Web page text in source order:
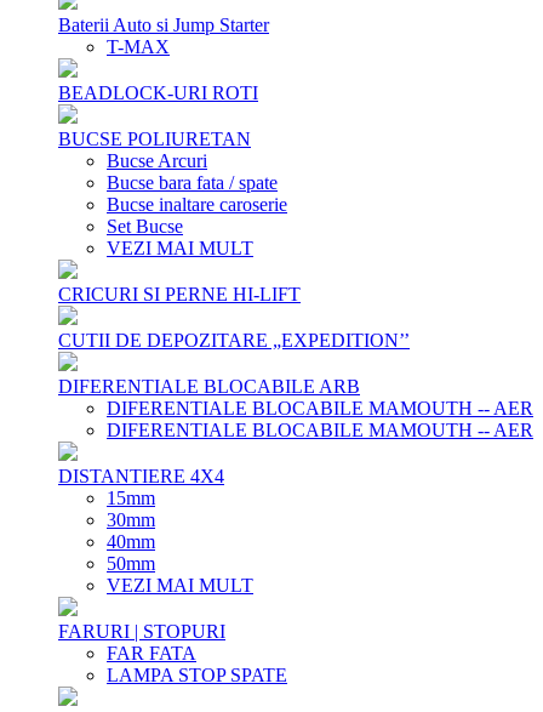
Baterii Auto si Jump Starter
T-MAX
BEADLOCK-URI ROTI
BUCSE POLIURETAN
Bucse Arcuri
Bucse bara fata / spate
Bucse inaltare caroserie
Set Bucse
VEZI MAI MULT
CRICURI SI PERNE HI-LIFT
CUTII DE DEPOZITARE „EXPEDITION’’
DIFERENTIALE BLOCABILE ARB
DIFERENTIALE BLOCABILE MAMOUTH -- AER
DIFERENTIALE BLOCABILE MAMOUTH -- AER
DISTANTIERE 4X4
15mm
30mm
40mm
50mm
VEZI MAI MULT
FARURI | STOPURI
FAR FATA
LAMPA STOP SPATE